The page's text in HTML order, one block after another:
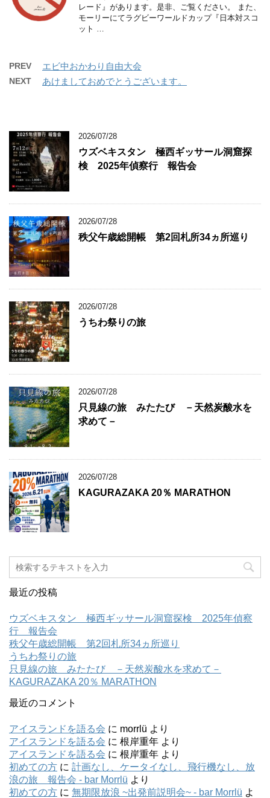
レード』があります。是非、ご覧ください。 また、
モーリーにてラグビーワールドカップ『日本対スコ
ット …
PREV エビ中おかわり自由大会
NEXT あけましておめでとうございます。
2026/07/28
ウズベキスタン 極西ギッサール洞窟探
検 2025年偵察行 報告会
2026/07/28
秩父午歳総開帳 第2回札所34ヵ所巡り
2026/07/28
うちわ祭りの旅
2026/07/28
只見線の旅 みたたび －天然炭酸水を
求めて－
2026/07/28
KAGURAZAKA 20％ MARATHON
最近の投稿
ウズベキスタン 極西ギッサール洞窟探検 2025年偵察
行 報告会
秩父午歳総開帳 第2回札所34ヵ所巡り
うちわ祭りの旅
只見線の旅 みたたび －天然炭酸水を求めて－
KAGURAZAKA 20％ MARATHON
最近のコメント
アイスランドを語る会 に morrlü より
アイスランドを語る会 に 根岸重年 より
アイスランドを語る会 に 根岸重年 より
初めての方 に 計画なし、ケータイなし、飛行機なし、放
浪の旅 報告会 - bar Morrlü より
初めての方 に 無期限放浪 ~出発前説明会~ - bar Morrlü よ